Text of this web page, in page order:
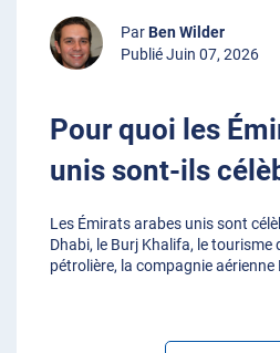
ParBen Wilder
Publié Juin 07, 2026
Pour quoi les
unis sont-ils
Les Émirats arabes unis sont
Dhabi, le Burj Khalifa, le tourisme
pétrolière, la compagnie aérienne